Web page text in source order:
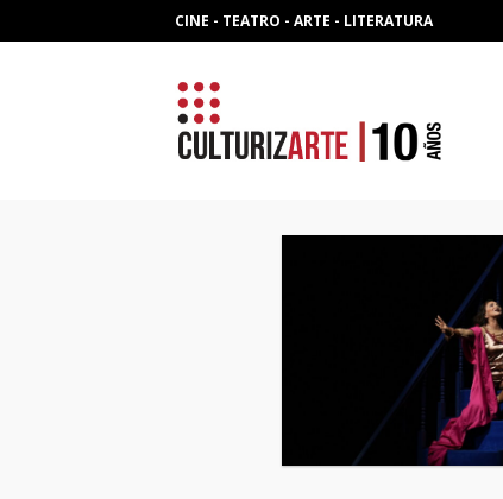
to
CINE - TEATRO - ARTE - LITERATURA